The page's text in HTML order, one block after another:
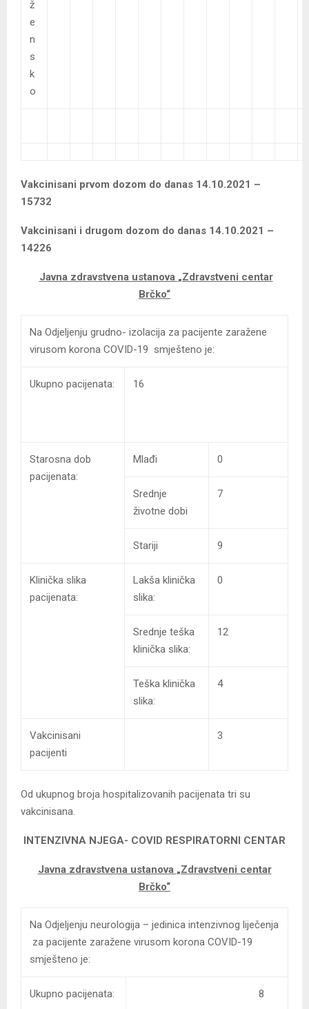
ž
e
n
s
k
o
Vakcinisani prvom dozom do danas 14.10.2021 –
15732
Vakcinisani i drugom dozom do danas 14.10.2021 –
14226
Javna zdravstvena ustanova „Zdravstveni centar
Brčko“
Na Odjeljenju grudno- izolacija za pacijente zaražene
virusom korona COVID-19 smješteno je:
Ukupno pacijenata: 16
Starosna dob
pacijenata:
Mlađi 0
Srednje
životne dobi
7
Stariji 9
Klinička slika
pacijenata:
Lakša klinička
slika:
0
Srednje teška
klinička slika:
12
Teška klinička
slika:
4
Vakcinisani
pacijenti
3
Od ukupnog broja hospitalizovanih pacijenata tri su
vakcinisana.
INTENZIVNA NJEGA- COVID RESPIRATORNI CENTAR
Javna zdravstvena ustanova „Zdravstveni centar
Brčko“
Na Odjeljenju neurologija – jedinica intenzivnog liječenja
za pacijente zaražene virusom korona COVID-19
smješteno je:
Ukupno pacijenata: 8